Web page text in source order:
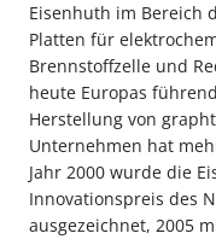
Eisenhuth im Bereich
Platten für
Brennstoffzelle und
heute Europas
Herstellung von
Unternehmen hat
Jahr 2000 wurde die
Innovationspreis des
ausgezeichnet, 2005